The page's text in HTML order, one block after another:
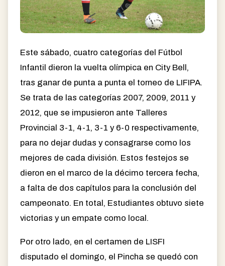
Este sábado, cuatro categorías del Fútbol
Infantil dieron la vuelta olímpica en City Bell,
tras ganar de punta a punta el torneo de LIFIPA.
Se trata de las categorías 2007, 2009, 2011 y
2012, que se impusieron ante Talleres
Provincial 3-1, 4-1, 3-1 y 6-0 respectivamente,
para no dejar dudas y consagrarse como los
mejores de cada división. Estos festejos se
dieron en el marco de la décimo tercera fecha,
a falta de dos capítulos para la conclusión del
campeonato. En total, Estudiantes obtuvo siete
victorias y un empate como local.
Por otro lado, en el certamen de LISFI
disputado el domingo, el Pincha se quedó con